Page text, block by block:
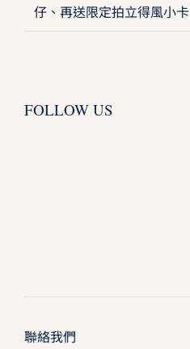
仔、再送限定拍立得風小卡
FOLLOW US
聯絡我們